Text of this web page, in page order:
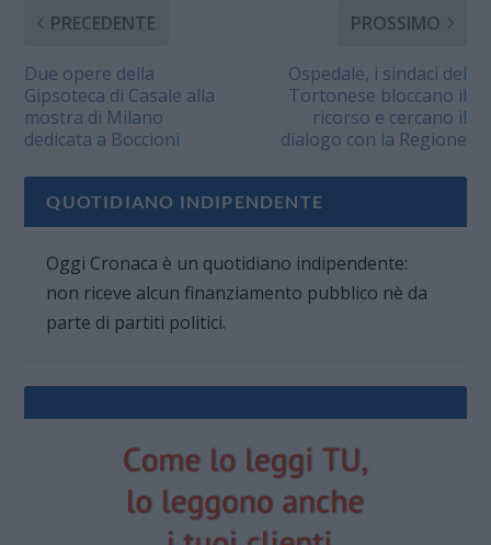
PRECEDENTE
Due opere della
Gipsoteca di Casale alla
mostra di Milano
dedicata a Boccioni
PROSSIMO
Ospedale, i sindaci del
Tortonese bloccano il
ricorso e cercano il
dialogo con la Regione
QUOTIDIANO INDIPENDENTE
Oggi Cronaca è un quotidiano indipendente:
non riceve alcun finanziamento pubblico nè da
parte di partiti politici.